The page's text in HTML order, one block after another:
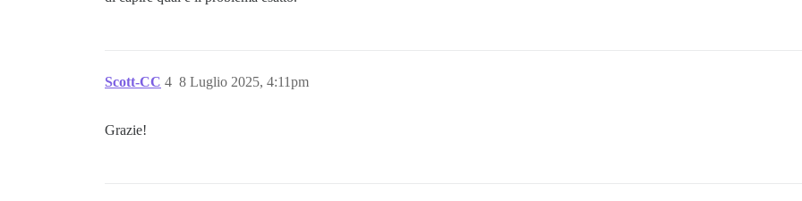
Scott-CC 8 Luglio 2025, 4:11pm
4
Grazie!